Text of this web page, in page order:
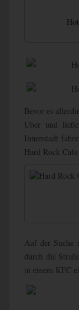
Bevor es
Uber und
Innenstadt
Hard Rock
Auf der Suche
durch die
in einem KFC